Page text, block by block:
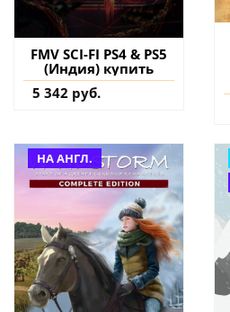
FMV SCI-FI PS4 & PS5
(Индия) купить
5 342 руб.
НА АНГЛ.